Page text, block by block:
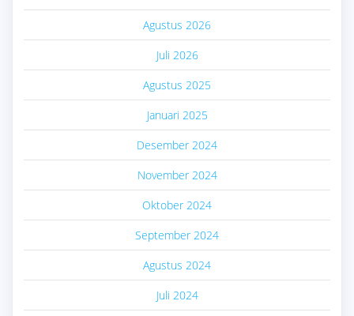
Agustus 2026
Juli 2026
Agustus 2025
Januari 2025
Desember 2024
November 2024
Oktober 2024
September 2024
Agustus 2024
Juli 2024